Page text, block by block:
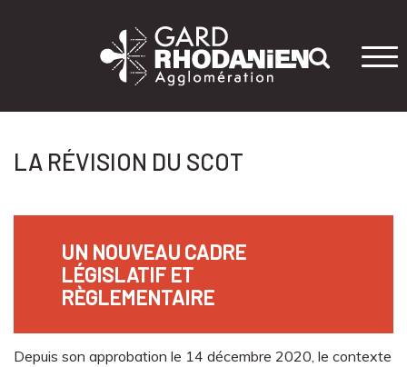
LA RÉVISION DU SCOT
UN NOUVEAU CADRE
LÉGISLATIF ET
RÈGLEMENTAIRE
Depuis son approbation le 14 décembre 2020, le contexte